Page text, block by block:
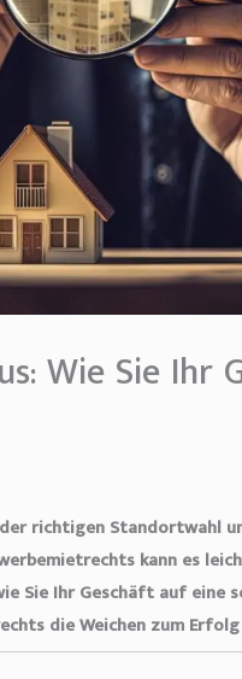
Wie Sie Ihr
richtigen Standortwahl
kann es
Sie Ihr Geschäft auf eine
die Weichen zum